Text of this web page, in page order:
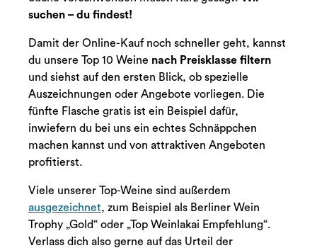
suchen – du findest!
Damit der Online-Kauf noch schneller geht, kannst
du unsere Top 10 Weine nach Preisklasse filtern
und siehst auf den ersten Blick, ob spezielle
Auszeichnungen oder Angebote vorliegen. Die
fünfte Flasche gratis ist ein Beispiel dafür,
inwiefern du bei uns ein echtes Schnäppchen
machen kannst und von attraktiven Angeboten
profitierst.
Viele unserer Top-Weine sind außerdem
ausgezeichnet, zum Beispiel als Berliner Wein
Trophy „Gold“ oder „Top Weinlakai Empfehlung“.
Verlass dich also gerne auf das Urteil der